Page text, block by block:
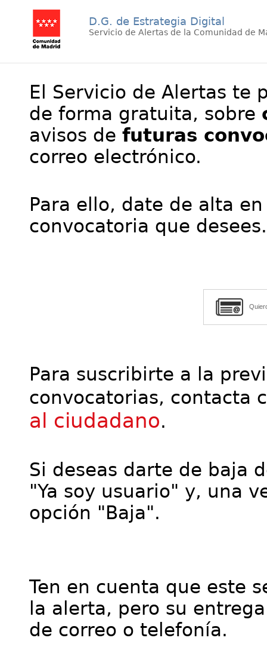
D.G. de Estrategia Digital
Servicio de Alertas de la Comunidad de
El Servicio de Alertas te
de forma gratuita, sobre
avisos de futuras
correo electrónico.
Para ello, date de alta
convocatoria que desees.
Para suscribirte a la
convocatorias, contacta
al ciudadano.
Si deseas darte de baja
"Ya soy usuario" y, una
opción "Baja".
Ten en cuenta que este
la alerta, pero su
de correo o telefonía.